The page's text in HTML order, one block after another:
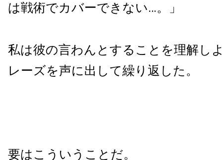
は戦術でカバーできない…。」
私は彼の言わんとすることを理解し
レーズを声に出して繰り返した。
要はこういうことだ。